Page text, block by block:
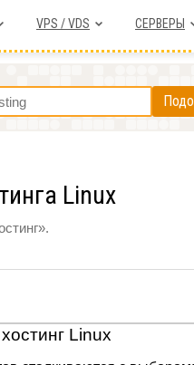
VPS / VDS СЕРВЕРЫ
Linux
Linux